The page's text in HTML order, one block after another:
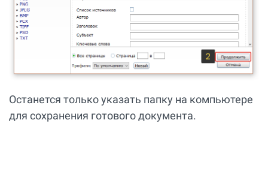
Останется только указать папку на компьютере
для сохранения готового документа.